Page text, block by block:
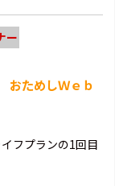
ー
おためしＷｅｂ
フプランの1回目